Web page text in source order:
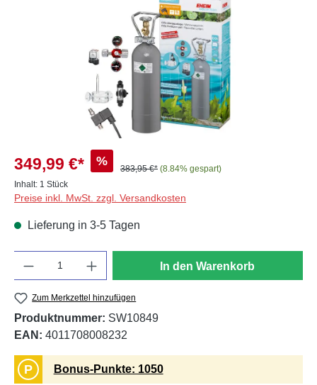
349,99 €* %
383,95 €* (8.84% gespart)
Inhalt: 1 Stück
Preise inkl. MwSt. zzgl. Versandkosten
Lieferung in 3-5 Tagen
In den Warenkorb
Zum Merkzettel hinzufügen
Produktnummer: SW10849
EAN: 4011708008232
P Bonus-Punkte: 1050